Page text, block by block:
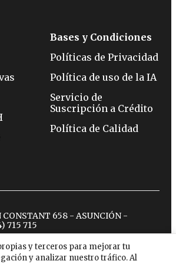
y terceros para mejorar tu
y analizar nuestro tráfico. Al
Bases y Condiciones
Políticas de Privacidad
Política de uso de la IA
Servicio de
Suscripción a Crédito
Política de Calidad
658 - ASUNCIÓN -
715 715